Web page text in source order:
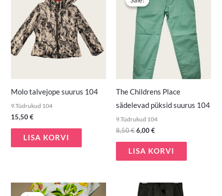
Molo talvejope suurus 104
9.Tüdrukud 104
15,50€
LISA KORVI
The Childrens Place
sädelevad püksid suurus 104
9.Tüdrukud 104
8,50€
oli:
8,50 €.
6,00€
6,00 €.
LISA KORVI
Algne
Praegune